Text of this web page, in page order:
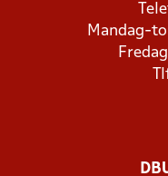
Mandag-